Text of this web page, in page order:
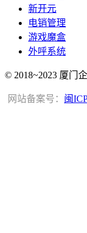
新开元
电销管理
游戏魔盒
外呼系统
© 2018~2023 厦门
网站备案号： 闽